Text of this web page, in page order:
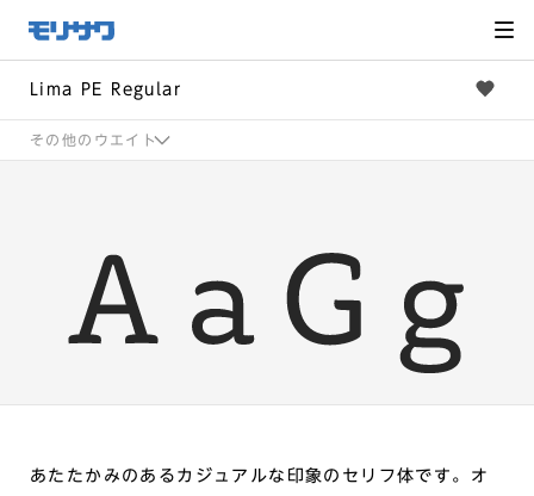
メ
ニュー
飛ばし
へ移動
Lima PE Regular
その他のウエイト
あたたかみのあるカジュアルな印象のセリフ体です。オ